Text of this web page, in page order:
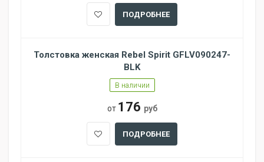
ПОДРОБНЕЕ
Толстовка женская Rebel Spirit GFLV090247-
BLK
В наличии
от 176 руб
ПОДРОБНЕЕ